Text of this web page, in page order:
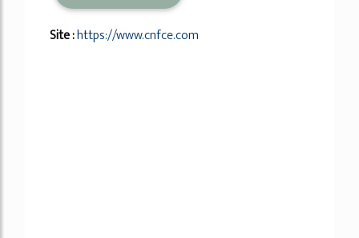
Site :https://www.cnfce.com